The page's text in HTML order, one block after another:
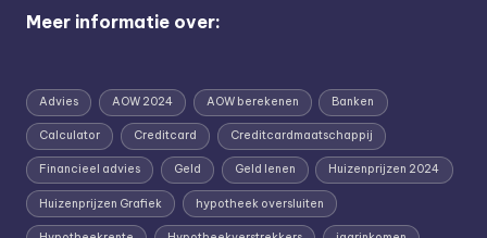
Meer informatie over:
Advies AOW 2024 AOW berekenen Banken
Calculator Creditcard Creditcardmaatschappij
Financieel advies Geld Geld lenen Huizenprijzen 2024
Huizenprijzen Grafiek hypotheek oversluiten